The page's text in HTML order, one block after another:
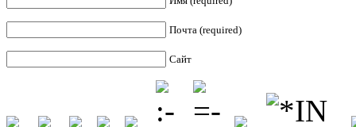
Почта (required)
Сайт